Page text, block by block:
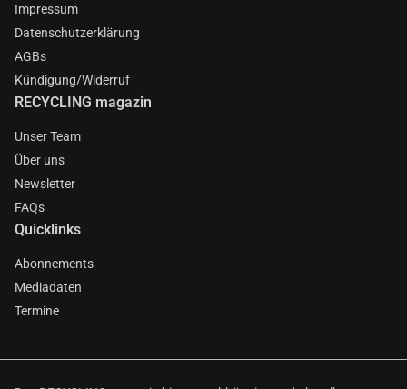
Impressum
Datenschutzerklärung
AGBs
Kündigung/Widerruf
RECYCLING magazin
Unser Team
Über uns
Newsletter
FAQs
Quicklinks
Abonnements
Mediadaten
Termine